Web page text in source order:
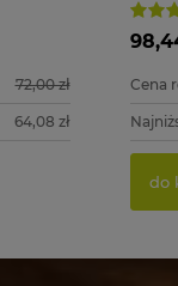
72,00 zł
64,08 zł
Cena
do